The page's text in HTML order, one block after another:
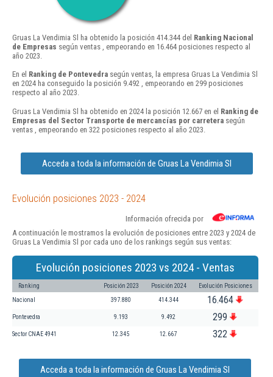
Gruas La Vendimia Sl ha obtenido la posición 414.344 del Ranking Nacional
de Empresas según ventas , empeorando en 16.464 posiciones respecto al
año 2023.
En el Ranking de Pontevedra según ventas, la empresa Gruas La Vendimia Sl
en 2024 ha conseguido la posición 9.492 , empeorando en 299 posiciones
respecto al año 2023.
Gruas La Vendimia Sl ha obtenido en 2024 la posición 12.667 en el Ranking de
Empresas del Sector Transporte de mercancías por carretera según
ventas , empeorando en 322 posiciones respecto al año 2023.
Acceda a toda la información de Gruas La Vendimia Sl
Evolución posiciones 2023 - 2024
Información ofrecida por
A continuación le mostramos la evolución de posiciones entre 2023 y 2024 de
Gruas La Vendimia Sl por cada uno de los rankings según sus ventas:
Evolución posiciones 2023 vs 2024 - Ventas
Ranking Posición 2023 Posición 2024 Evolución Posiciones
Nacional 397.880 414.344 16.464
Pontevedra 9.193 9.492 299
Sector CNAE 4941 12.345 12.667 322
Acceda a toda la información de Gruas La Vendimia Sl